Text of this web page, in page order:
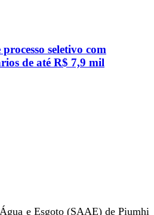
seletivo com
de até R$ 7,9 mil
e Esgoto (SAAE) de Piumhi